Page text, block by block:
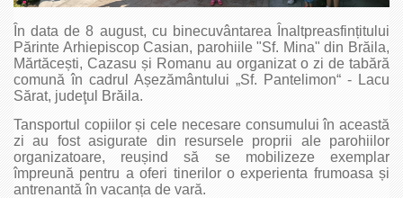
În data de 8 august, cu binecuvântarea Înaltpreasfințitului
Părinte Arhiepiscop Casian, parohiile "Sf. Mina" din Brăila,
Mărtăcești, Cazasu și Romanu au organizat o zi de tabără
comună în cadrul Așezământului „Sf. Pantelimon“ - Lacu
Sărat, judeţul Brăila.
Tansportul copiilor și cele necesare consumului în această
zi au fost asigurate din resursele proprii ale parohiilor
organizatoare, reușind să se mobilizeze exemplar
împreună pentru a oferi tinerilor o experienta frumoasa și
antrenantă în vacanța de vară.